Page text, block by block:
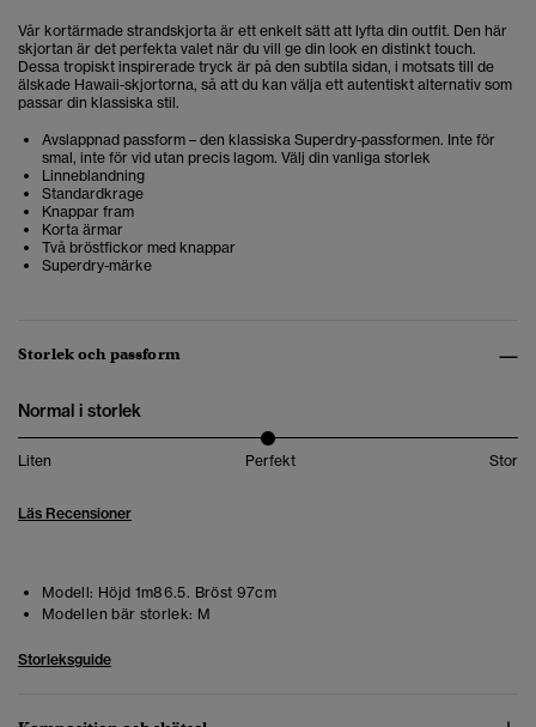
Vår kortärmade strandskjorta är ett enkelt sätt att lyfta din outfit. Den här
skjortan är det perfekta valet när du vill ge din look en distinkt touch.
Dessa tropiskt inspirerade tryck är på den subtila sidan, i motsats till de
älskade Hawaii-skjortorna, så att du kan välja ett autentiskt alternativ som
passar din klassiska stil.
Avslappnad passform – den klassiska Superdry-passformen. Inte för
smal, inte för vid utan precis lagom. Välj din vanliga storlek
Linneblandning
Standardkrage
Knappar fram
Korta ärmar
Två bröstfickor med knappar
Superdry-märke
Storlek och passform
Normal i storlek
Liten Perfekt Stor
Läs Recensioner
Modell: Höjd 1m86.5. Bröst 97cm
Modellen bär storlek: M
Storleksguide